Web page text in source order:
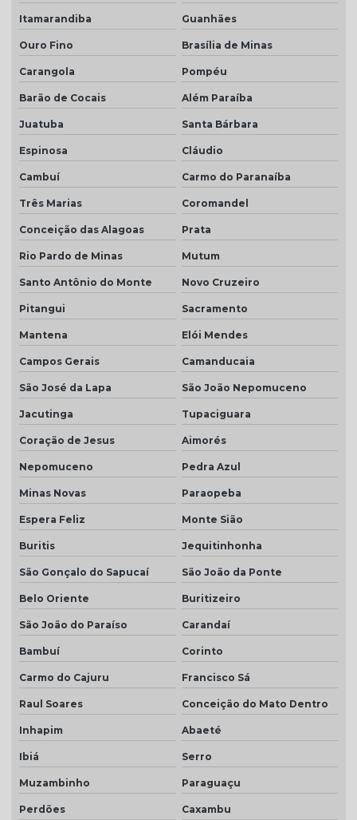
Itamarandiba Guanhães
Ouro Fino Brasília de Minas
Carangola Pompéu
Barão de Cocais Além Paraíba
Juatuba Santa Bárbara
Espinosa Cláudio
Cambuí Carmo do Paranaíba
Três Marias Coromandel
Conceição das Alagoas Prata
Rio Pardo de Minas Mutum
Santo Antônio do Monte Novo Cruzeiro
Pitangui Sacramento
Mantena Elói Mendes
Campos Gerais Camanducaia
São José da Lapa São João Nepomuceno
Jacutinga Tupaciguara
Coração de Jesus Aimorés
Nepomuceno Pedra Azul
Minas Novas Paraopeba
Espera Feliz Monte Sião
Buritis Jequitinhonha
São Gonçalo do Sapucaí São João da Ponte
Belo Oriente Buritizeiro
São João do Paraíso Carandaí
Bambuí Corinto
Carmo do Cajuru Francisco Sá
Raul Soares Conceição do Mato Dentro
Inhapim Abaeté
Ibiá Serro
Muzambinho Paraguaçu
Perdões Caxambu